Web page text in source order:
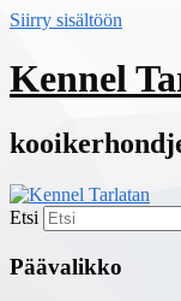
Siirry sisältöön
Kennel
Etsi
Päävalikko